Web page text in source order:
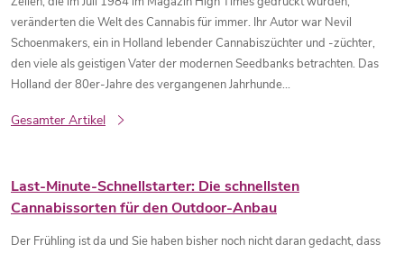
veränderten die Welt des Cannabis für immer. Ihr Autor war Nevil
Schoenmakers, ein in Holland lebender Cannabiszüchter und -züchter,
den viele als geistigen Vater der modernen Seedbanks betrachten. Das
Holland der 80er-Jahre des vergangenen Jahrhunde...
Gesamter Artikel
Last-Minute-Schnellstarter: Die schnellsten
Cannabissorten für den Outdoor-Anbau
Der Frühling ist da und Sie haben bisher noch nicht daran gedacht, dass